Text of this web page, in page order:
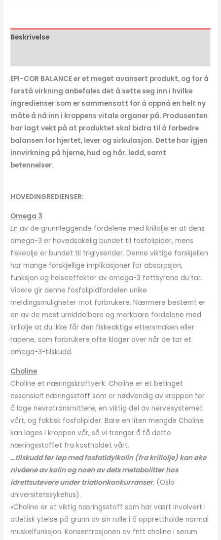
Beskrivelse
EPI-COR BALANCE er et meget avansert produkt, og for å
forstå virkning anbefales det å sette seg inn i hvilke
ingredienser som er sammensatt for å oppnå en helt ny
måte å nå inn i kroppens vitale organer på. Produsenten
har lagt vekt på at produktet skal bidra til å forbedre
balansen for hjertet, lever og sirkulasjon. Dette har igjen
innvirkning på hjerne, hud og hår, ledd, samt
betennelser.
HOVEDINGREDIENSER:
Omega 3
En av de grunnleggende fordelene med krillolje er at dens
omega-3 er hovedsakelig bundet til fosfolipider, mens
fiskeolje er bundet til triglyserider. Denne viktige forskjellen
har mange forskjellige implikasjoner for absorpsjon,
funksjon og helseeffekter av omega-3 fettsyrene du tar.
Videre gir denne fosfolipidfordelen unike
meldingsmuligheter mot forbrukere. Nærmere bestemt er
en av de mest umiddelbare og merkbare fordelene med
krillolje at du ikke får den fiskeaktige ettersmaken eller
rapene, som forbrukere ofte klager over når de tar et
omega-3-tilskudd.
Choline
Choline et næringskraftverk. Choline er et betinget
essensielt næringsstoff som er nødvendig av kroppen for
å lage nevrotransmittere, en viktig del av nervesystemet
vårt, og faktisk fosfolipider. Bare en liten mengde Choline
kan lages i kroppen vår, så vi trenger å få dette
næringsstoffet fra kostholdet vårt.
…tilskudd før løp med fosfatidylkolin (fra krillolje) kan øke
nivåene av kolin og noen av dets metabolitter hos
idrettsutøvere under triatlonkonkurranser. (Oslo
universitetssykehus).
«Choline er et viktig næringsstoff som har vært involvert i
atletisk ytelse på grunn av sin rolle i å opprettholde normal
muskelfunksjon. Konsentrasjonen av fritt choline i serum